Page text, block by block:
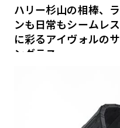
ハリー杉山の相棒、ラ
ンも日常もシームレス
に彩るアイヴォルのサ
ングラス